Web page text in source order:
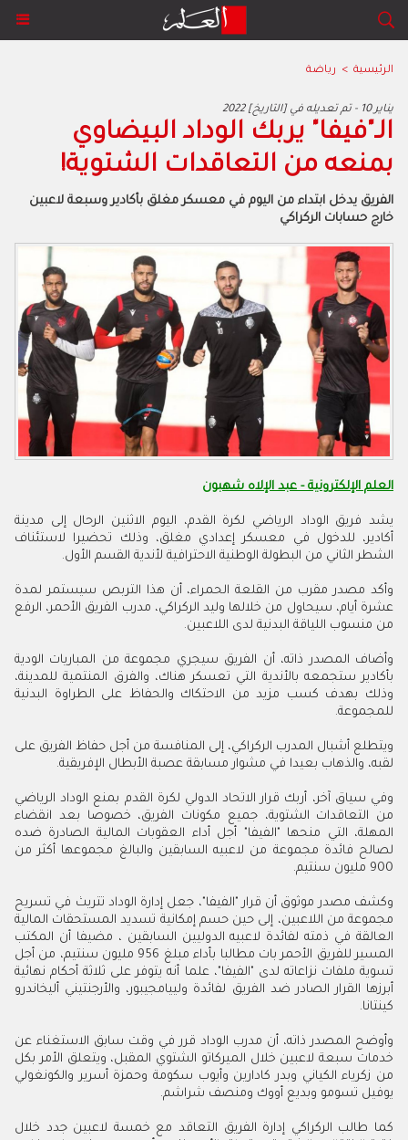
الرئيسية > رياضة
2022 يناير 10 - تم تعديله في [التاريخ]
الـ"فيفا" يربك الوداد البيضاوي
بمنعه من التعاقدات الشتوية!
الفريق يدخل ابتداء من اليوم في معسكر مغلق بأكادير وسبعة لاعبين
خارج حسابات الركراكي
العلم الإلكترونية - عبد الإلاه شهبون
يشد فريق الوداد الرياضي لكرة القدم، اليوم الاثنين الرحال إلى مدينة
أكادير، للدخول في معسكر إعدادي مغلق، وذلك تحضيرا لاستئناف
الشطر الثاني من البطولة الوطنية الاحترافية لأندية القسم الأول.
وأكد مصدر مقرب من القلعة الحمراء، أن هذا التربص سيستمر لمدة
عشرة أيام، سيحاول من خلالها وليد الركراكي، مدرب الفريق الأحمر، الرفع
من منسوب اللياقة البدنية لدى اللاعبين.
وأضاف المصدر ذاته، أن الفريق سيجري مجموعة من المباريات الودية
بأكادير ستجمعه بالأندية التي تعسكر هناك، والفرق المنتمية للمدينة،
وذلك بهدف كسب مزيد من الاحتكاك والحفاظ على الطراوة البدنية
للمجموعة.
ويتطلع أشبال المدرب الركراكي، إلى المنافسة من أجل حفاظ الفريق على
لقبه، والذهاب بعيدا في مشوار مسابقة عصبة الأبطال الإفريقية.
وفي سياق آخر، أربك قرار الاتحاد الدولي لكرة القدم بمنع الوداد الرياضي
من التعاقدات الشتوية، جميع مكونات الفريق، خصوصا بعد انقضاء
المهلة، التي منحها "الفيفا" أجل أداء العقوبات المالية الصادرة ضده
لصالح فائدة مجموعة من لاعبيه السابقين والبالغ مجموعها أكثر من
900 مليون سنتيم
.
وكشف مصدر موثوق أن قرار "الفيفا"، جعل إدارة الوداد تتريث في تسريح
مجموعة من اللاعبين، إلى حين حسم إمكانية تسديد المستحقات المالية
العالقة في ذمته لفائدة لاعبيه الدوليين السابقين ، مضيفا أن المكتب
المسير للفريق الأحمر بات مطالبا بأداء مبلغ 956 مليون سنتيم، من أجل
تسوية ملفات نزاعاته لدى "الفيفا"، علما أنه يتوفر على ثلاثة أحكام نهائية
أبرزها القرار الصادر ضد الفريق لفائدة ولييامجيبور، والأرجنتيني أليخاندرو
كينتانا.
وأوضح المصدر ذاته، أن مدرب الوداد قرر في وقت سابق الاستغناء عن
خدمات سبعة لاعبين خلال الميركاتو الشتوي المقبل، ويتعلق الأمر بكل
من زكرياء الكياني وبدر كادارين وأيوب سكومة وحمزة أسرير والكونغولي
يوفيل تسومو وبديع أووك ومنصف شراشم.
كما طالب الركراكي إدارة الفريق التعاقد مع خمسة لاعبين جدد خلال